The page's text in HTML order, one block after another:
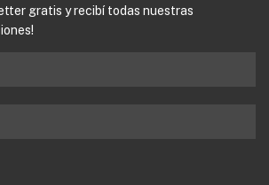
gratis y recibí todas nuestras